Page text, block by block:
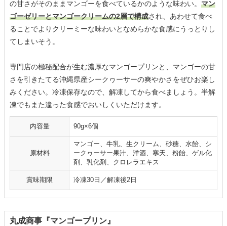
の甘さがそのままマンゴーを食べているかのような味わい。 マン
ゴーゼリーとマンゴークリームの2層で構成され、あわせて食べ
ることでよりクリーミーな味わいとなめらかな食感にうっとりし
てしまいそう。
専門店の極秘配合が生む濃厚なマンゴープリンと、マンゴーの甘
さを引きたてる沖縄県産シークヮーサーの爽やかさをぜひお楽し
みください。冷凍保存なので、解凍してから食べましょう。半解
凍でもまた違った食感でおいしくいただけます。
内容量 90g×6個
原材料
マンゴー、牛乳、生クリーム、砂糖、水飴、シ
ークヮーサー果汁、洋酒、寒天、粉飴、ゲル化
剤、乳化剤、クロレラエキス
賞味期限 冷凍30日／解凍後2日
丸成商事『マンゴープリン』